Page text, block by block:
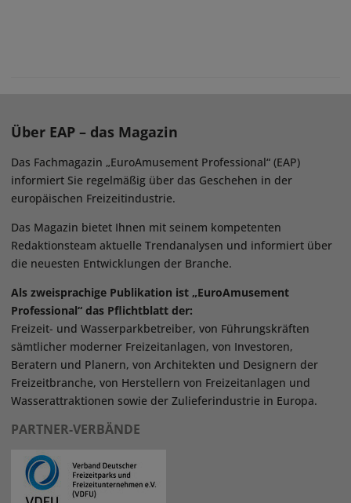
Über EAP – das Magazin
Das Fachmagazin „EuroAmusement Professional“ (EAP)
informiert Sie regelmäßig über das Geschehen in der
europäischen Freizeitindustrie.
Das Magazin bietet Ihnen mit seinem kompetenten
Redaktionsteam aktuelle Trendanalysen und informiert über
die neuesten Entwicklungen der Branche.
Als zweisprachige Publikation ist „EuroAmusement
Professional“ das Pflichtblatt der:
Freizeit- und Wasserparkbetreiber, von Führungskräften
sämtlicher moderner Freizeitanlagen, von Investoren,
Beratern und Planern, von Architekten und Designern der
Freizeitbranche, von Herstellern von Freizeitanlagen und
Wasserattraktionen sowie der Zulieferindustrie in Europa.
PARTNER-VERBÄNDE